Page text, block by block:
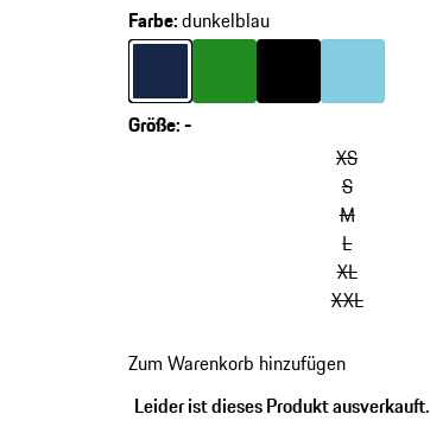
Farbe:dunkelblau
Farbedunkelblau
Farbe grün
Farbe schwarz
Farbe
Größe:-
XS
S
M
L
XL
XXL
Zum Warenkorb hinzufügen
Leider ist dieses Produkt ausverkauft.